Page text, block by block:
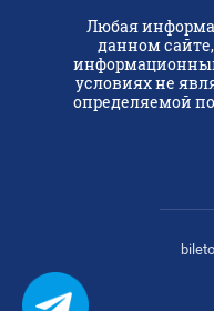
Любая
данном
условиях не
определяемой